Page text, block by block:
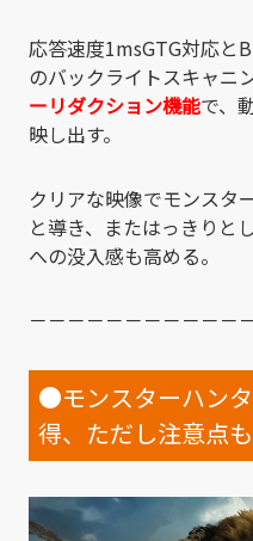
応答速度1msGTG対応と
のバックライトスキャニ
ーリダクション機能で、
映し出す。
クリアな映像でモンスタ
と導き、またはっきりと
への没入感も高める。
－－－－－－－－－－－
●モンスターハン
得、ただし注意点も